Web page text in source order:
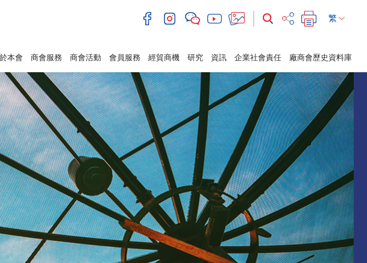
繁
本會 商會服務 商會活動 會員服務 經貿商機 研究 資訊 企業社會責任 廠商會歷史資料庫